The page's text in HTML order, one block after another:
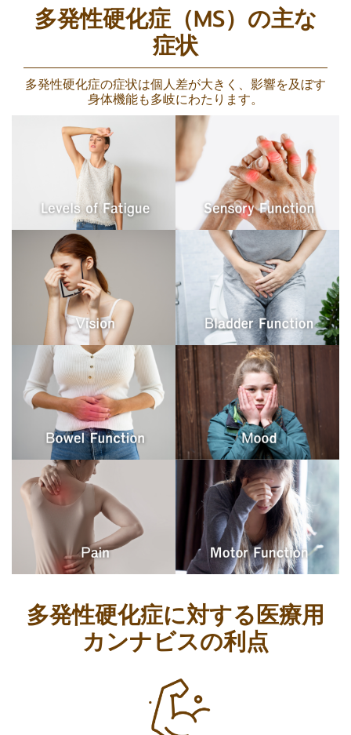
多発性硬化症（MS）の主な
症状
多発性硬化症の症状は個人差が大きく、影響を及ぼす
身体機能も多岐にわたります。
多発性硬化症に対する医療用
カンナビスの利点